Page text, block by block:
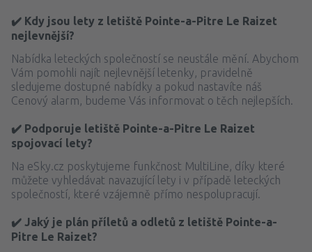
✔️ Kdy jsou lety z letiště Pointe-a-Pitre Le Raizet
nejlevnější?
Nabídka leteckých společností se neustále mění. Abychom
Vám pomohli najít nejlevnější letenky, pravidelně
sledujeme dostupné nabídky a pokud nastavíte náš
Cenový alarm, budeme Vás informovat o těch nejlepších.
✔️ Podporuje letiště Pointe-a-Pitre Le Raizet
spojovací lety?
Na eSky.cz poskytujeme funkčnost MultiLine, díky které
můžete vyhledávat navazující lety i v případě leteckých
společností, které vzájemně přímo nespolupracují.
✔️ Jaký je plán příletů a odletů z letiště Pointe-a-
Pitre Le Raizet?